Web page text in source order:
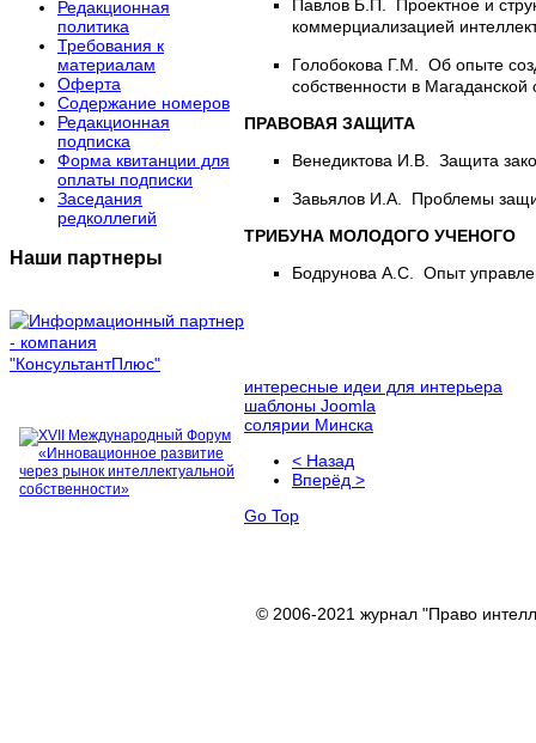
Редакционная
политика
Требования к
материалам
Оферта
Содержание номеров
Редакционная
подписка
Форма квитанции для
оплаты подписки
Заседания
редколлегий
Наши партнеры
Павлов Б.П. Проектное и
коммерциализацией
Голобокова Г.М. Об опыте
собственности в Магаданской
ПРАВОВАЯ ЗАЩИТА
Венедиктова И.В. Защита
Завьялов И.А. Проблемы
ТРИБУНА МОЛОДОГО УЧЕНОГО
Бодрунова А.С. Опыт
интересные идеи для интерьера
шаблоны Joomla
солярии Минска
< Назад
Вперёд >
© 2006-2021 журнал "Право
Go Top